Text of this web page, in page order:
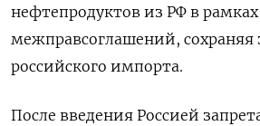
нефтепродуктов из РФ в рамках
межправсоглашений, сохраняя
российского импорта.
После введения Россией